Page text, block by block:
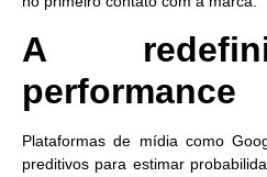
A
performance
Plataformas de mídia como
preditivos para estimar